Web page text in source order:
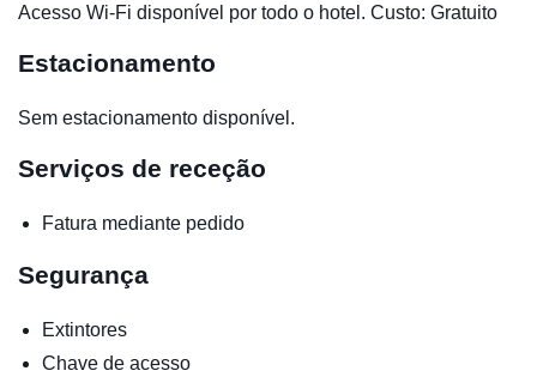
Acesso Wi-Fi disponível por todo o hotel. Custo: Gratuito
Estacionamento
Sem estacionamento disponível.
Serviços de receção
Fatura mediante pedido
Segurança
Extintores
Chave de acesso